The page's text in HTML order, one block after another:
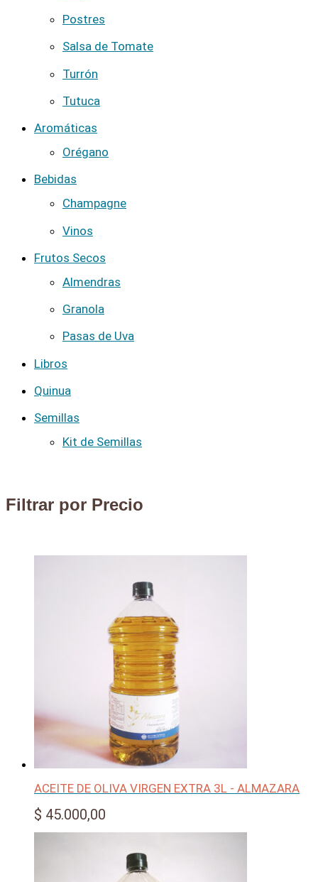
Postres
Salsa de Tomate
Turrón
Tutuca
Aromáticas
Orégano
Bebidas
Champagne
Vinos
Frutos Secos
Almendras
Granola
Pasas de Uva
Libros
Quinua
Semillas
Kit de Semillas
Filtrar por Precio
ACEITE DE OLIVA VIRGEN EXTRA 3L - ALMAZARA
$ 45.000,00